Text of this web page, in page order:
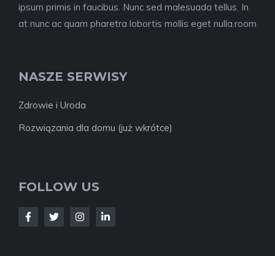
ipsum primis in faucibus. Nunc sed malesuada tellus. In
at nunc ac quam pharetra lobortis mollis eget nulla.room
NASZE SERWISY
Zdrowie i Uroda
Rozwiązania dla domu (już wkrótce)
FOLLOW US